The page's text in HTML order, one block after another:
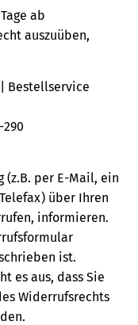
ab
auszuüben,
Bestellservice
290
per E-Mail, ein
über Ihren
informieren.
ist.
es aus, dass Sie
Widerrufsrechts